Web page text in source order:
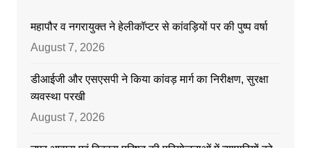
महापौर व नगरायुक्त ने हेलीकॉप्टर से कांवड़ियों पर की पुष्प वर्षा
August 7, 2026
डीआईजी और एसएसपी ने किया कांवड़ मार्ग का निरीक्षण, सुरक्षा
व्यवस्था परखी
August 7, 2026